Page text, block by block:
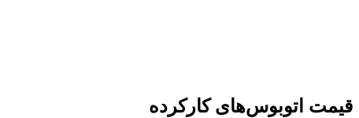
قیمت اتوبوس‌های کارکرده